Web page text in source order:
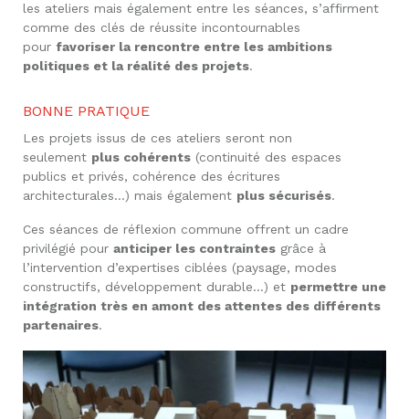
les ateliers mais également entre les séances, s’affirment
comme des clés de réussite incontournables
pour favoriser la rencontre entre les ambitions
politiques et la réalité des projets.
BONNE PRATIQUE
Les projets issus de ces ateliers seront non
seulement plus cohérents(continuité des espaces
publics et privés, cohérence des écritures
architecturales…) mais également plus sécurisés.
Ces séances de réflexion commune offrent un cadre
privilégié pour anticiper les contraintesgrâce à
l’intervention d’expertises ciblées (paysage, modes
constructifs, développement durable…) et permettre une
intégration très en amont des attentes des différents
partenaires.